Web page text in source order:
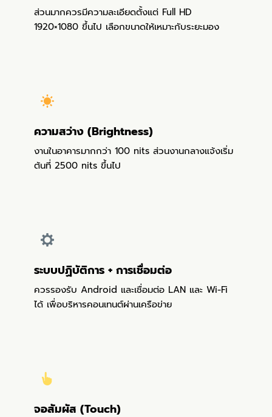
ส่วนมากควรมีความละเอียดตั้งแต่ Full HD
1920×1080 ขึ้นไป เลือกขนาดให้เหมาะกับระยะมอง
ความสว่าง (Brightness)
งานในอาคารมากกว่า 100 nits ส่วนงานกลางแจ้งเริ่ม
ต้นที่ 2500 nits ขึ้นไป
ระบบปฏิบัติการ + การเชื่อมต่อ
ควรรองรับ Android และเชื่อมต่อ LAN และ Wi-Fi
ได้ เพื่อบริหารคอนเทนต์ผ่านเครือข่าย
จอสัมผัส (Touch)